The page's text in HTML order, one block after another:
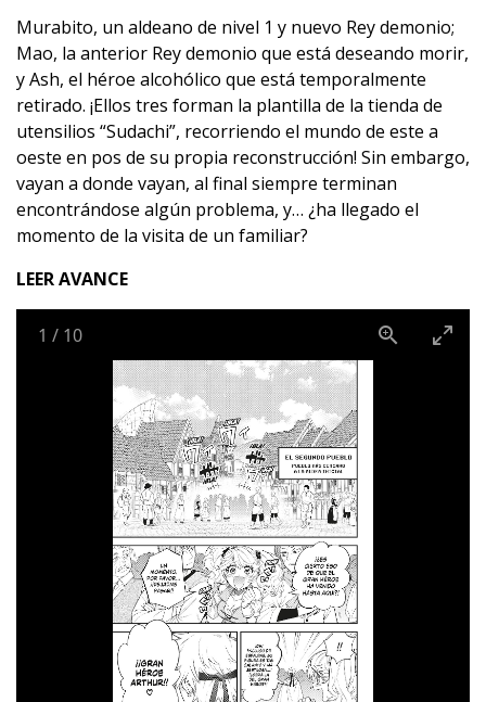
Murabito, un aldeano de nivel 1 y nuevo Rey demonio;
Mao, la anterior Rey demonio que está deseando morir,
y Ash, el héroe alcohólico que está temporalmente
retirado. ¡Ellos tres forman la plantilla de la tienda de
utensilios “Sudachi”, recorriendo el mundo de este a
oeste en pos de su propia reconstrucción! Sin embargo,
vayan a donde vayan, al final siempre terminan
encontrándose algún problema, y… ¿ha llegado el
momento de la visita de un familiar?
LEER AVANCE
1 / 10